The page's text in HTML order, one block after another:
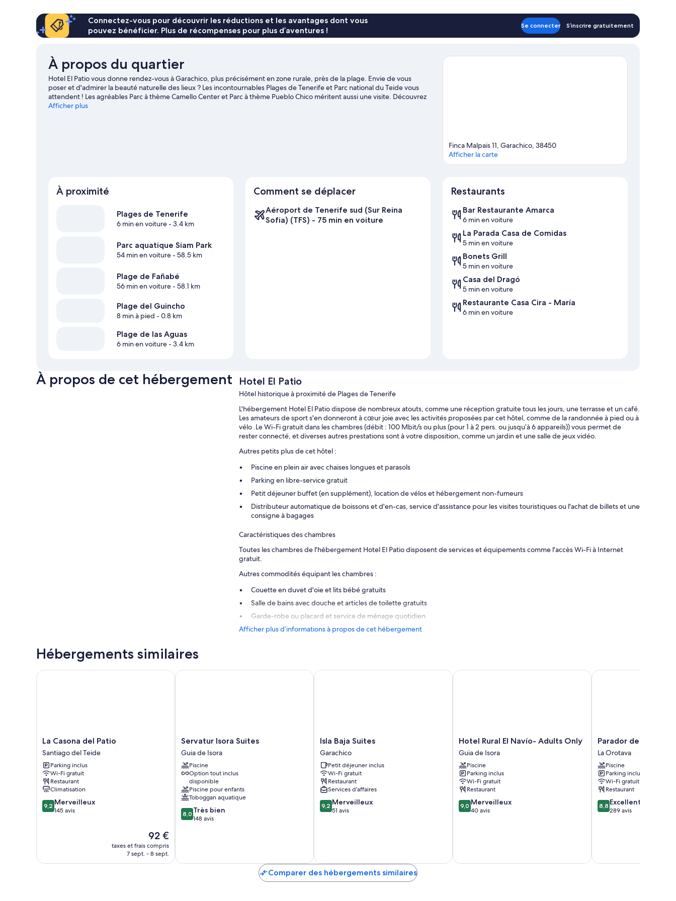
Terrace
(in
the
building)
Hacienda
with
Terrace
main
building)
(600
metres
away
building)
chambre
Bananera
Room
from
the
main
building)
(in
main
(in
main
building)
Connectez-vous pour découvrir les réductions et les avantages dont vous
pouvez bénéficier. Plus de récompenses pour plus d’aventures !
Se connecter S’inscrire gratuitement
À propos du quartier
Hotel El Patio vous donne rendez-vous à Garachico, plus précisément en zone rurale, près de la plage. Envie de vous
poser et d'admirer la beauté naturelle des lieux ? Les incontournables Plages de Tenerife et Parc national du Teide vous
attendent ! Les agréables Parc à thème Camello Center et Parc à thème Pueblo Chico méritent aussi une visite. Découvrez
le kayak et la plongée sous-marine sur les points d'eau des environs ou faites le plein d'aventures en plein air en vous
Afficher plus
Finca Malpais 11, Garachico, 38450
Afficher la carte
À proximité
Plages de Tenerife
6 min en voiture- 3.4 km
Parc aquatique Siam Park
54 min en voiture- 58.5 km
Plage de Fañabé
56 min en voiture- 58.1 km
Plage del Guincho
8 min à pied - 0.8 km
Plage de las Aguas
6 min en voiture- 3.4 km
Comment se déplacer
Aéroport de Tenerife sud (Sur Reina
Sofia) (TFS) - 75 min en voiture
Restaurants
Bar Restaurante Amarca
6 min en voiture
La Parada Casa de Comidas
5 min en voiture
Bonets Grill
5 min en voiture
Casa del Dragó
5 min en voiture
Restaurante Casa Cira - María
6 min en voiture
À propos de cet hébergement Hotel El Patio
Hôtel historique à proximité de Plages de Tenerife
L'hébergement Hotel El Patio dispose de nombreux atouts, comme une réception gratuite tous les jours, une terrasse et un café.
Les amateurs de sport s'en donneront à cœur joie avec les activités proposées par cet hôtel, comme de la randonnée à pied ou à
vélo .Le Wi-Fi gratuit dans les chambres (débit : 100 Mbit/s ou plus (pour 1 à 2 pers. ou jusqu’à 6 appareils)) vous permet de
rester connecté, et diverses autres prestations sont à votre disposition, comme un jardin et une salle de jeux vidéo.
Autres petits plus de cet hôtel :
Piscine en plein air avec chaises longues et parasols
Parking en libre-service gratuit
Petit déjeuner buffet (en supplément), location de vélos et hébergement non-fumeurs
Distributeur automatique de boissons et d'en-cas, service d'assistance pour les visites touristiques ou l'achat de billets et une
consigne à bagages
Caractéristiques des chambres
Toutes les chambres de l'hébergement Hotel El Patio disposent de services et équipements comme l'accès Wi-Fi à Internet
gratuit.
Autres commodités équipant les chambres :
Couette en duvet d'oie et lits bébé gratuits
Salle de bains avec douche et articles de toilette gratuits
Garde-robe ou placard et service de ménage quotidien
Afficher plus d’informations à propos de cet hébergement
Hébergements similaires
La
Casona
del
Patio
Santiago
del
Teide
La Casona del Patio
Santiago del Teide
Parking inclus
Wi-Fi gratuit
Restaurant
Climatisation
9.2
sur
9,2 Merveilleux
145 avis
Le
nouveau
prix
92 €
taxes et frais compris
7 sept. - 8 sept.
La Casona del Patio
Servatur
Isora
Suites
Guia
de
Isora
Servatur Isora Suites
Guia de Isora
Piscine
Option tout inclus
disponible
Piscine pour enfants
Toboggan aquatique
8.0
sur
8,0 Très bien
148 avis
Servatur Isora Suites
Isla
Baja
Suites
Garachico
Isla Baja Suites
Garachico
Petit déjeuner inclus
Wi-Fi gratuit
Restaurant
Services d’affaires
9.2
sur
9,2 Merveilleux
51 avis
Isla Baja Suites
Hotel
Rural
El
Navío-
Adults
Only
Guia
de
Isora
Hotel Rural El Navío- Adults Only
Guia de Isora
Piscine
Parking inclus
Wi-Fi gratuit
Restaurant
9.0
sur
9,0 Merveilleux
40 avis
Hotel Rural El Navío- Adults Only
Parador
de
las
Cañadas
del
Teide
La
Orotava
Parador de las
La Orotava
Piscine
Parking inclus
Wi-Fi gratuit
Restaurant
8.8
sur
8,8 Excellent
289 avis
Parador de las
Comparer des hébergements similaires